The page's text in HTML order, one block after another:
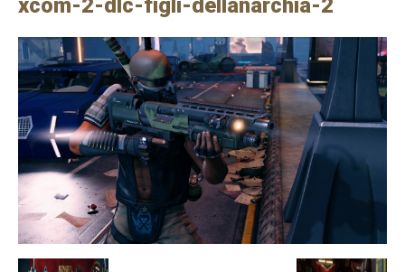
xcom-2-dlc-figli-dellanarchia-2